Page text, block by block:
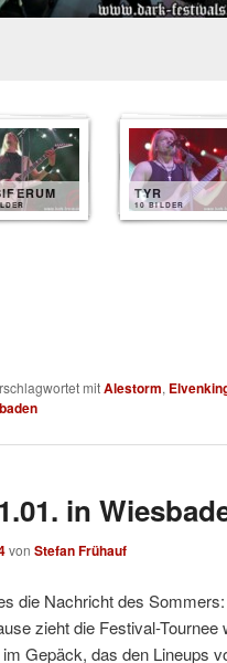
TYR
10 BILDER
mitAlestorm,
in
von Stefan Frühauf
die Nachricht des Sommers:
zieht die Festival-Tournee
Gepäck, das den Lineups